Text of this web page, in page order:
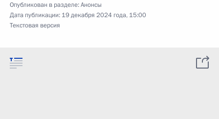
Опубликован в разделе:Анонсы
Дата публикации: 19 декабря 2024 года, 15:00
Текстовая версия